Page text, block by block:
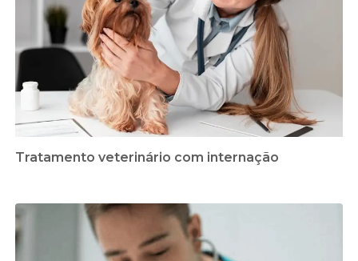
Tratamento veterinário com internação